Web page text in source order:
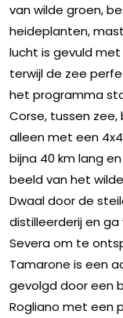
van wilde groen,
heideplanten,
lucht is gevuld
terwijl de zee
het programma
Corse, tussen
alleen met een
bijna 40 km lang
beeld van het
Dwaal door de
distilleerderij en
Severa om te
Tamarone is een
gevolgd door een
Rogliano met een